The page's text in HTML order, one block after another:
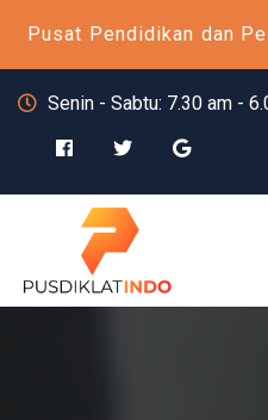
Pusat Pendidikan dan
Senin - Sabtu: 7.30 am -